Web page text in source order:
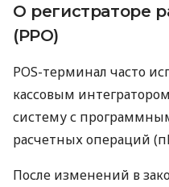
О регистраторе
(РРО)
POS-терминал часто
кассовым
систему с
расчетных операций
После изменений в